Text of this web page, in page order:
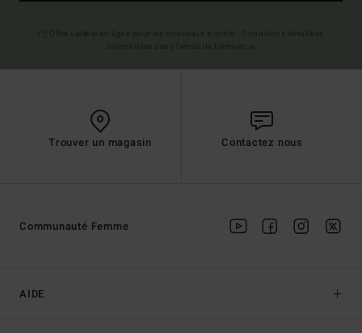
Trouver un magasin Contactez nous
AIDE
Communauté Femme